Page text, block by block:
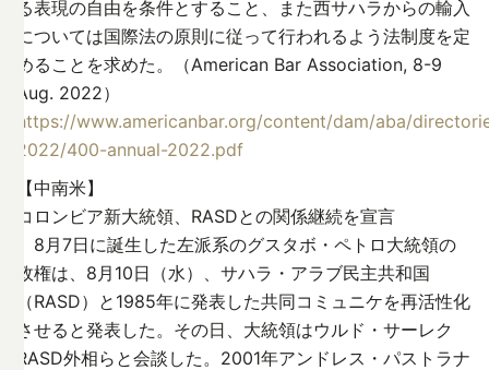
る表現の自由を条件とすること、また西サハラからの輸入
については国際法の原則に従って行われるよう法制度を定
めることを求めた。（American Bar Association, 8-9
Aug. 2022）
https://www.americanbar.org/content/dam/aba/
2022/400-annual-2022.pdf
【中南米】
コロンビア新大統領、RASDとの関係継続を宣言
8月7日に誕生した左派系のグスタボ・ペトロ大統領の
政権は、8月10日（水）、サハラ・アラブ民主共和国
（RASD）と1985年に発表した共同コミュニケを再活性化
させると発表した。その日、大統領はウルド・サーレク
RASD外相らと会談した。2001年アンドレス・パストラナ